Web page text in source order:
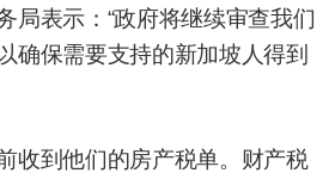
局表示：“政府将继续审查我们
确保需要支持的新加坡人得到
收到他们的房产税单。 财产税